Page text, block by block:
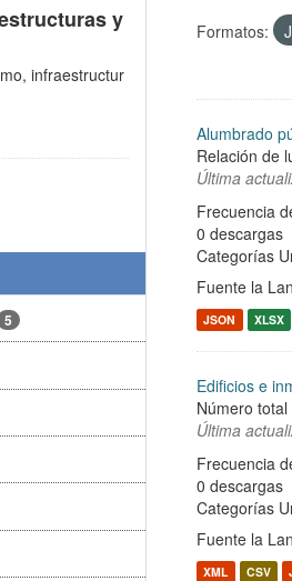
y
infraestructur
5
Formatos:
Alumbrado
Relación de
Última
Frecuencia
0 descargas
Categorías
Fuente la
JSON XLSX
Edificios e
Número
Última
Frecuencia
0 descargas
Categorías
Fuente la
XML CSV